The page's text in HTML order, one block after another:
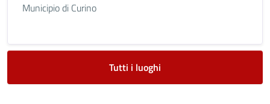
Municipio di Curino
Tutti i luoghi